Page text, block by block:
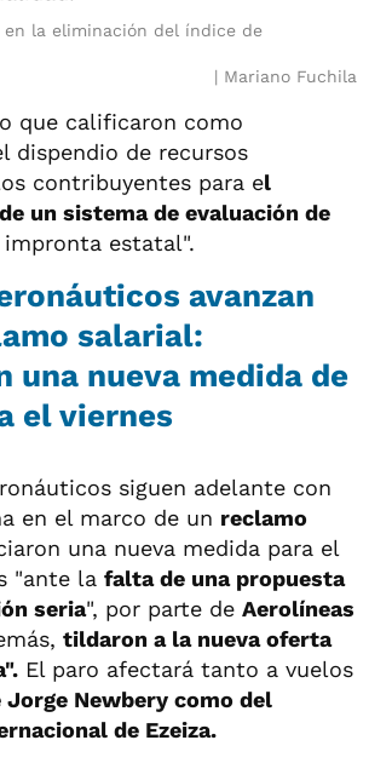
en la eliminación del índice de
Mariano Fuchila
que calificaron como
dispendio de recursos
contribuyentes para el
un sistema de evaluación de
impronta estatal".
avanzan
salarial:
una nueva medida de
el viernes
siguen adelante con
en el marco de un reclamo
una nueva medida para el
"ante la falta de una propuesta
seria", por parte de Aerolíneas
tildaron a la nueva oferta
El paro afectará tanto a vuelos
Jorge Newbery como del
de Ezeiza.